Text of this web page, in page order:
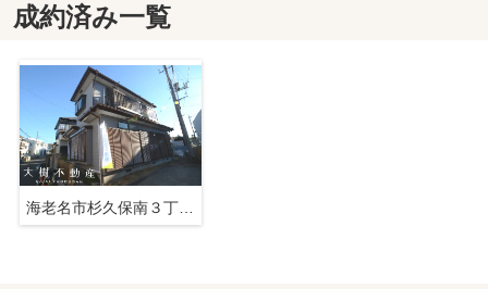
成約済み一覧
海老名市杉久保南３丁目 中古戸建て